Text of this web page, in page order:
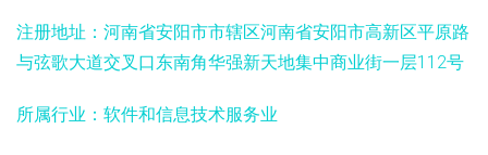
注册地址： 河南省安阳市市辖区河南省安阳市高新区平原路
与弦歌大道交叉口东南角华强新天地集中商业街一层112号
所属行业： 软件和信息技术服务业